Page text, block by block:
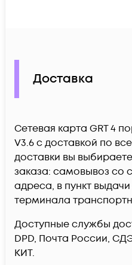
Доставка
Сетевая карта GRT 4
V3.6 c доставкой по
доставки вы
заказа: самовывоз со
адреса, в пункт
терминала
Доступные службы
DPD, Почта России,
КИТ.